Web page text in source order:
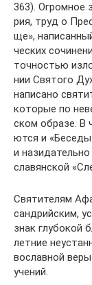
363). Огром­ное
рия, труд о
ще»,
че­ских
точ­но­стью
нии Свя­то­го
на­пи­са­но
ко­то­рые по
ском об­ра­зе. В
ют­ся и
и
сла­вян­ской
Свя­ти­те­лям
сан­дрий­ским,
знак глу­бо­кой
лет­ние
во­слав­ной
уче­ний.